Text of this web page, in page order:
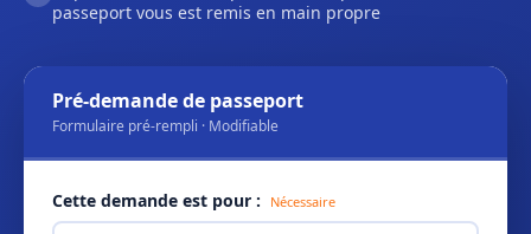
passeport vous est remis en main propre
Pré-demande de passeport
Formulaire pré-rempli · Modifiable
Cette demande est pour : Nécessaire